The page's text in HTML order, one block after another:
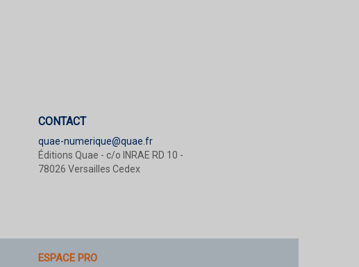
CONTACT
quae-numerique@quae.fr
Éditions Quae - c/o INRAE RD 10 -
78026 Versailles Cedex
ESPACE PRO